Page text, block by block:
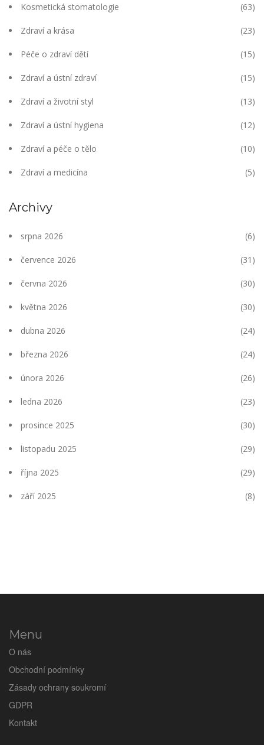
Kosmetická stomatologie (63)
Zdraví a krása (23)
Péče o zdraví dětí (15)
Zdraví a ústní zdraví (15)
Zdraví a životní styl (13)
Zdraví a ústní hygiena (12)
Zdraví a péče o tělo (10)
Zdraví a medicína (5)
Archivy
srpna 2026 (6)
července 2026 (31)
června 2026 (30)
května 2026 (30)
dubna 2026 (24)
března 2026 (24)
února 2026 (26)
ledna 2026 (23)
prosince 2025 (30)
listopadu 2025 (29)
října 2025 (29)
září 2025 (8)
Menu
O nás
Obchodní podmínky
Zásady ochrany soukromí
GDPR
Kontakt